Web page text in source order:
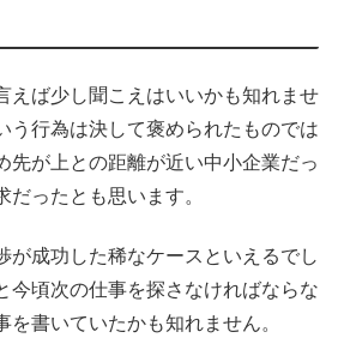
えば少し聞こえはいいかも知れませ
う行為は決して褒められたものでは
先が上との距離が近い中小企業だっ
ったとも思います。
が成功した稀なケースといえるでし
今頃次の仕事を探さなければならな
を書いていたかも知れません。